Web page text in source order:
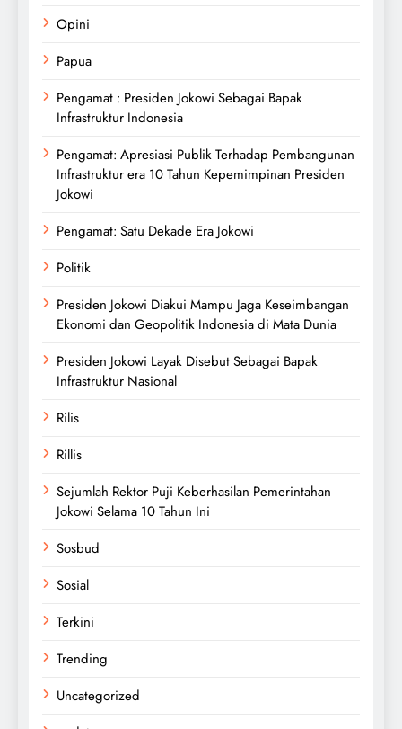
Opini
Papua
Pengamat : Presiden Jokowi Sebagai Bapak
Infrastruktur Indonesia
Pengamat: Apresiasi Publik Terhadap Pembangunan
Infrastruktur era 10 Tahun Kepemimpinan Presiden
Jokowi
Pengamat: Satu Dekade Era Jokowi
Politik
Presiden Jokowi Diakui Mampu Jaga Keseimbangan
Ekonomi dan Geopolitik Indonesia di Mata Dunia
Presiden Jokowi Layak Disebut Sebagai Bapak
Infrastruktur Nasional
Rilis
Rillis
Sejumlah Rektor Puji Keberhasilan Pemerintahan
Jokowi Selama 10 Tahun Ini
Sosbud
Sosial
Terkini
Trending
Uncategorized